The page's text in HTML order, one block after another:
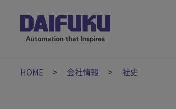
HOME 会社情報 社史